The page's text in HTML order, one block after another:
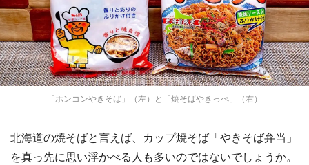
「ホンコンやきそば」（左）と「焼そばやきっぺ」（右）
北海道の焼そばと言えば、カップ焼そば「やきそば弁当」
を真っ先に思い浮かべる人も多いのではないでしょうか。